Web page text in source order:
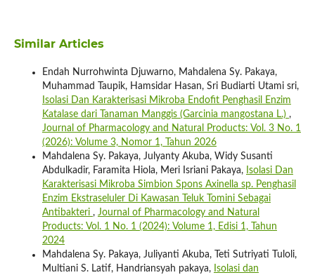
Similar Articles
Endah Nurrohwinta Djuwarno, Mahdalena Sy. Pakaya,
Muhammad Taupik, Hamsidar Hasan, Sri Budiarti Utami sri,
Isolasi Dan Karakterisasi Mikroba Endofit Penghasil Enzim
Katalase dari Tanaman Manggis (Garcinia mangostana L.) ,
Journal of Pharmacology and Natural Products: Vol. 3 No. 1
(2026): Volume 3, Nomor 1, Tahun 2026
Mahdalena Sy. Pakaya, Julyanty Akuba, Widy Susanti
Abdulkadir, Faramita Hiola, Meri Isriani Pakaya, Isolasi Dan
Karakterisasi Mikroba Simbion Spons Axinella sp. Penghasil
Enzim Ekstraseluler Di Kawasan Teluk Tomini Sebagai
Antibakteri , Journal of Pharmacology and Natural
Products: Vol. 1 No. 1 (2024): Volume 1, Edisi 1, Tahun
2024
Mahdalena Sy. Pakaya, Juliyanti Akuba, Teti Sutriyati Tuloli,
Multiani S. Latif, Handriansyah pakaya, Isolasi dan